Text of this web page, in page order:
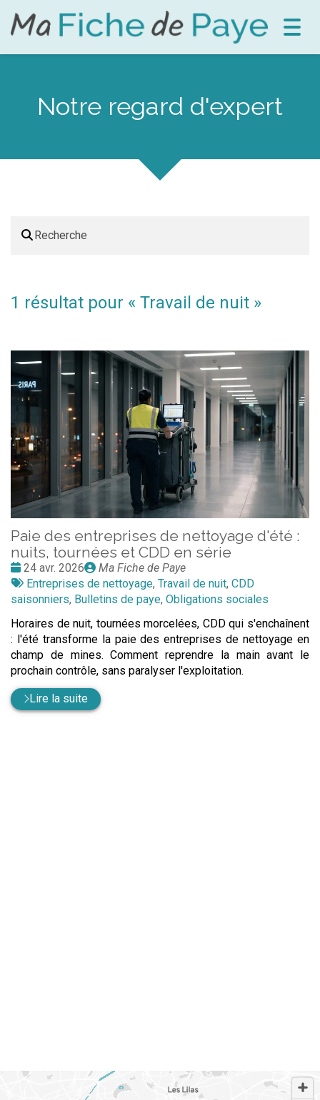
Notre regard d'expert
1 résultat pour « Travail de nuit »
Paie des entreprises de nettoyage d'été :
nuits, tournées et CDD en série
Date
:
24 avr. 2026
Publié
par
Ma Fiche de Paye
Tags
:
Entreprises de nettoyage, Travail de nuit, CDD
saisonniers, Bulletins de paye, Obligations sociales
Horaires de nuit, tournées morcelées, CDD qui s'enchaînent
: l'été transforme la paie des entreprises de nettoyage en
champ de mines. Comment reprendre la main avant le
prochain contrôle, sans paralyser l'exploitation.
Lire la suite